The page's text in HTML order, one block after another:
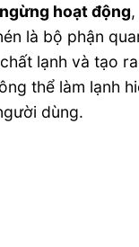
hoạt động
là bộ phận
lạnh và tạo
thể làm lạnh
dùng.